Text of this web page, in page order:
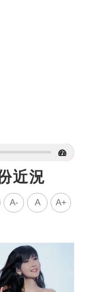
近況
A- A A+